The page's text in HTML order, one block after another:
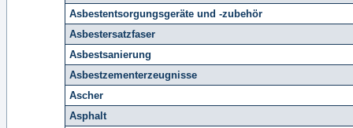
Asbestentsorgungsgeräte und -zubehör
Asbestersatzfaser
Asbestsanierung
Asbestzementerzeugnisse
Ascher
Asphalt